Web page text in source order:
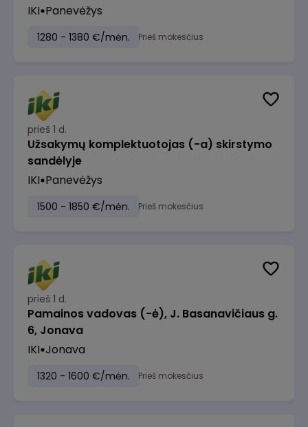
IKI Panevėžys
1280 - 1380 €/mėn. Prieš mokesčius
prieš 1 d.
Užsakymų komplektuotojas (-a) skirstymo
sandėlyje
IKI Panevėžys
1500 - 1850 €/mėn. Prieš mokesčius
prieš 1 d.
Pamainos vadovas (-ė), J. Basanavičiaus g.
6, Jonava
IKI Jonava
1320 - 1600 €/mėn. Prieš mokesčius